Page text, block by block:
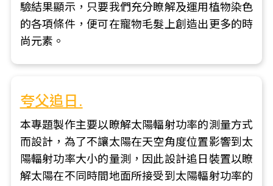
驗結果顯示，只要我們充分瞭解及運用植物染色
的各項條件，便可在寵物毛髮上創造出更多的時
尚元素。
夸父追日.
本專題製作主要以瞭解太陽輻射功率的測量方式
而設計，為了不讓太陽在天空角度位置影響到太
陽輻射功率大小的量測，因此設計追日裝置以瞭
解太陽在不同時間地面所接受到太陽輻射功率的